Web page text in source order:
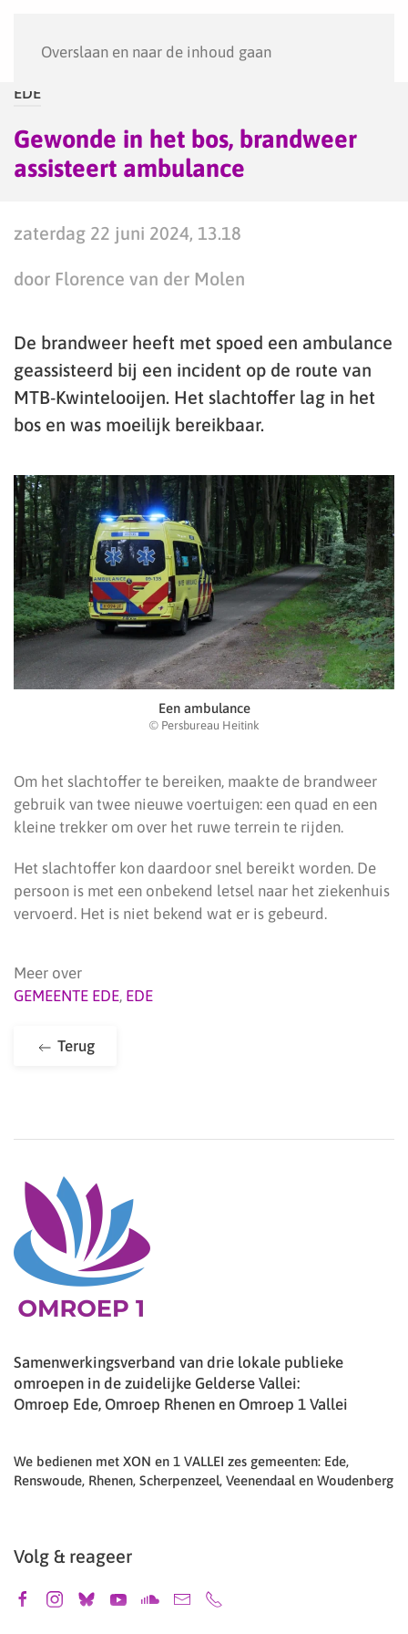
Overslaan en naar de inhoud gaan
EDE
Gewonde in het bos, brandweer
assisteert ambulance
zaterdag 22 juni 2024, 13.18
door Florence van der Molen
De brandweer heeft met spoed een ambulance
geassisteerd bij een incident op de route van
MTB-Kwintelooijen. Het slachtoffer lag in het
bos en was moeilijk bereikbaar.
Een ambulance
© Persbureau Heitink
Om het slachtoffer te bereiken, maakte de brandweer
gebruik van twee nieuwe voertuigen: een quad en een
kleine trekker om over het ruwe terrein te rijden.
Het slachtoffer kon daardoor snel bereikt worden. De
persoon is met een onbekend letsel naar het ziekenhuis
vervoerd. Het is niet bekend wat er is gebeurd.
Meer over
GEMEENTE EDE, EDE
Terug
Samenwerkingsverband van drie lokale publieke
omroepen in de zuidelijke Gelderse Vallei:
Omroep Ede, Omroep Rhenen en Omroep 1 Vallei
We bedienen met XON en 1 VALLEI zes gemeenten: Ede,
Renswoude, Rhenen, Scherpenzeel, Veenendaal en Woudenberg
Volg & reageer